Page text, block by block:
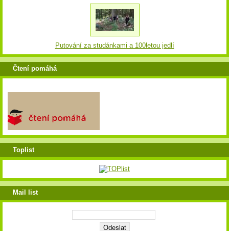
Putování za studánkami a 100letou jedlí
Čtení pomáhá
Toplist
Mail list